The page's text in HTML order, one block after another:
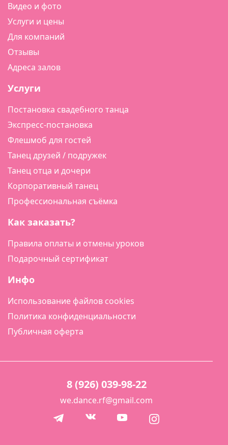
Видео и фото
Услуги и цены
Для компаний
Отзывы
Адреса залов
Услуги
Постановка свадебного танца
Экспресс-постановка
Флешмоб для гостей
Танец друзей / подружек
Танец отца и дочери
Корпоративный танец
Профессиональная съёмка
Как заказать?
Правила оплаты и отмены уроков
Подарочный сертификат
Инфо
Использование файлов cookies
Политика конфиденциальности
Публичная оферта
8 (926) 039-98-22
we.dance.rf@gmail.com